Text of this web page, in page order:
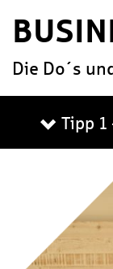
Die Do´s
Tipp